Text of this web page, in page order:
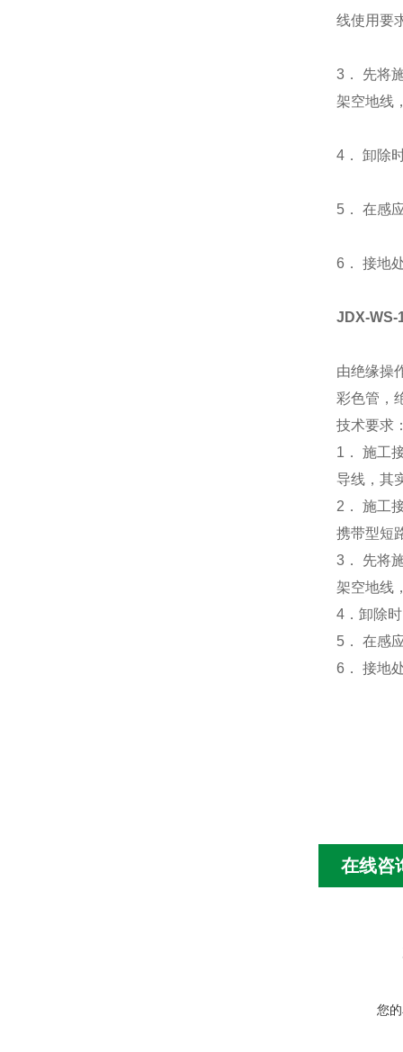
线使用要
3． 先将
架空地线
4． 卸除
5． 在感
6． 接地
JDX-WS-
由绝缘操
彩色管，
技术要求：
1． 施工
导线，其
2． 施工
携带型短
3． 先将
架空地线
4． 卸除
5． 在感
6． 接地
在线咨
您的